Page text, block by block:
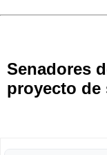
Senadores
proyecto de